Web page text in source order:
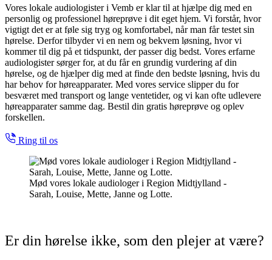
Vores lokale audiologister i Vemb er klar til at hjælpe dig med en
personlig og professionel høreprøve i dit eget hjem. Vi forstår, hvor
vigtigt det er at føle sig tryg og komfortabel, når man får testet sin
hørelse. Derfor tilbyder vi en nem og bekvem løsning, hvor vi
kommer til dig på et tidspunkt, der passer dig bedst. Vores erfarne
audiologister sørger for, at du får en grundig vurdering af din
hørelse, og de hjælper dig med at finde den bedste løsning, hvis du
har behov for høreapparater. Med vores service slipper du for
besværet med transport og lange ventetider, og vi kan ofte udlevere
høreapparater samme dag. Bestil din gratis høreprøve og oplev
forskellen.
Ring til os
Mød vores lokale audiologer i Region Midtjylland -
Sarah, Louise, Mette, Janne og Lotte.
Er din hørelse ikke, som den plejer at være?